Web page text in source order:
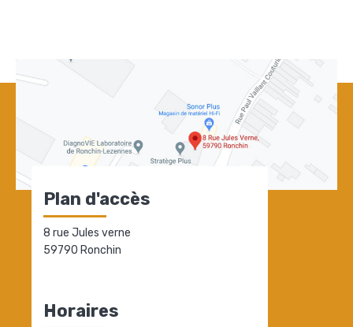
Plan d'accès
8 rue Jules verne
59790 Ronchin
Horaires